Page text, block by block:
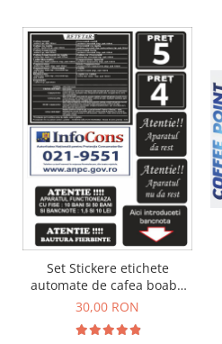
Set Stickere etichete
automate de cafea boabe
vending
30,00 RON